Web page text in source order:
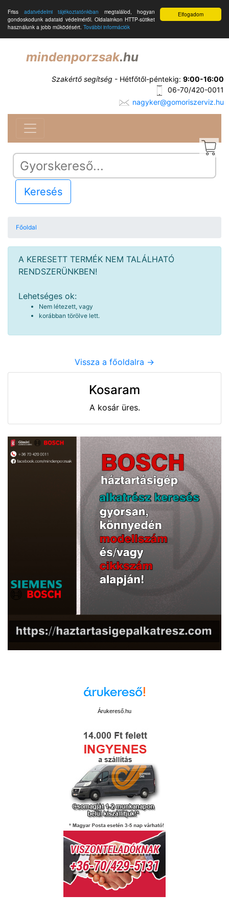
Elfogadom
Friss adatvédelmi tájékoztatónkban megtalálod, hogyan
gondoskodunk adataid védelméről. Oldalainkon HTTP-sütiket
használunk a jobb működésért. További információk
mindenporzsak.hu
Szakértő segítség - Hétfőtől-péntekig: 9:00-16:00
06-70/420-0011
nagyker@gomoriszerviz.hu
Keresés
Főoldal
A KERESETT TERMÉK NEM TALÁLHATÓ
RENDSZERÜNKBEN!
Lehetséges ok:
Nem létezett, vagy
korábban törölve lett.
Vissza a főoldalra ->
Kosaram
A kosár üres.
Árukereső.hu